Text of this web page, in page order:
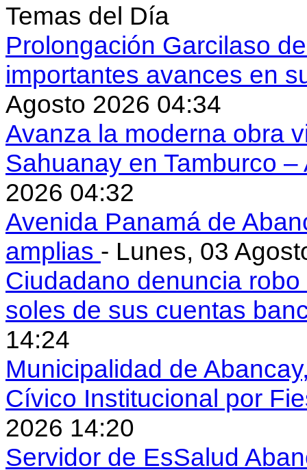
Temas del Día
Prolongación Garcilaso
importantes avances en
Agosto 2026 04:34
Avanza la moderna obra
Sahuanay en Tamburco
2026 04:32
Avenida Panamá de
amplias - Lunes, 03
Ciudadano denuncia
soles de sus cuentas
14:24
Municipalidad de
Cívico Institucional por
2026 14:20
Servidor de EsSalud